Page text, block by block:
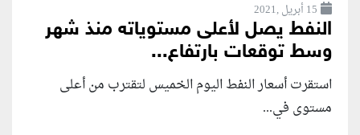
15 أبريل ,2021
النفط يصل لأعلى مستوياته منذ شهر
وسط توقعات بارتفاع...
استقرت أسعار النفط اليوم الخميس لتقترب من أعلى
مستوى في...